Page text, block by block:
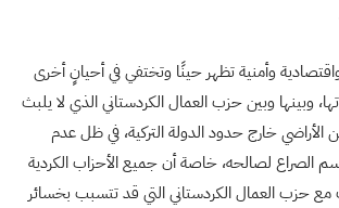
وأمنية تظهر حينًا وتختفي في أحيانٍ أخرى
وبينها وبين حزب العمال الكردستاني الذي لا يلبث
خارج حدود الدولة التركية، في ظل عدم
لصالحه، خاصة أن جميع الأحزاب الكردية
حزب العمال الكردستاني التي قد تتسبب بخسائر